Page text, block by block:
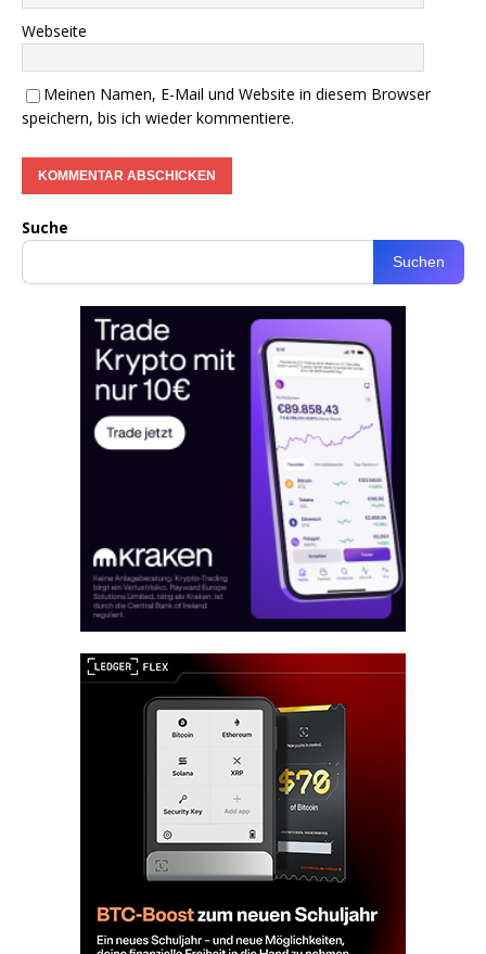
Webseite
Meinen Namen, E-Mail und Website in diesem Browser
speichern, bis ich wieder kommentiere.
Suche
Suchen